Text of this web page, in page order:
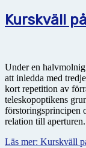
Kurskväll
Under en
att inledda med
kort repetition av
teleskopoptikens
förstoringsprincipen
relation till aperturen.
Läs mer: Kurskväll